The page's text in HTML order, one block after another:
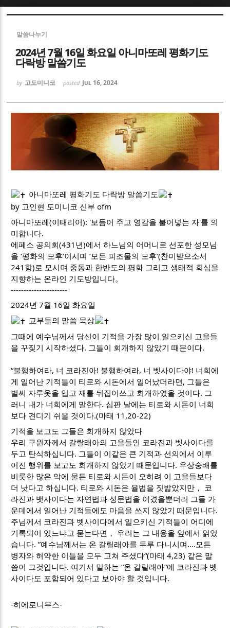
말씀나누기
2024년 7월 16일 화요일 아니마또레 평화기도
다락방 말씀기도
by 고도미니코 posted Jul 16, 2024
아니마또레 평화기도 다락방 말씀기도
by 고인현 도미니코 신부 ofm
아니마또레(이태리어): '보듬어 주고 영감을 불어넣는 자'를 의
미합니다.
에페소 공의회(431년)에서 하느님의 어머니로 선포한 성모님
을 ‘평화의 모후’이시며 ‘모든 피조물의 모후’(찬미받으소서
241항)로 모시며 중동과 한반도의 평화 그리고 생태적 회심을
지향하는 온라인 기도방입니다。
----------------------
2024년 7월 16일 화요일
교부들의 말씀 묵상
그때에 예수님께서 당신이 기적을 가장 많이 일으키신 고을들
을 꾸짖기 시작하셨다. 그들이 회개하지 않았기 때문이다.
“불행하여라, 너 코라진아! 불행하여라, 너 벳사이다야! 너희에
게 일어난 기적들이 티로와 시돈에서 일어났더라면, 그들은
벌써 자루옷을 입고 재를 뒤집어쓰고 회개하였을 것이다. 그
러니 내가 너희에게 말한다. 심판 날에는 티로와 시돈이 너희
보다 견디기 쉬울 것이다.(마태 11,20-22)
기적을 보고도 그들은 회개하지 않았다
우리 구원자께서 갈랄래아의 고을들인 코라진과 벳사이다를
두고 탄식하십니다. 그들이 이같은 큰 기적과 선의에서 이루
어진 행위를 보고도 회개하지 않았기 때문입니다. 우상숭배를
비룻한 많은 악에 물든 티로와 시돈이 오히려 이 고을들보다
더 낫다고 하십니다. 티로와 시돈은 율법을 짓밟았지만， 코
라진과 뱃사이다는 자연법과 성문법을 어겼을뿐더러 그들 가
운데에서 일어난 기적들에도 마음을 쓰지 않았기 때문입니다.
주님께서 코라진과 벳사이다에서 일으키신 기적들이 어디에
기록되어 있느냐고 묻는다면， 우리는 그 내용을 앞에서 얽었
습니다. ”예수님께서는 온 갈릴래아를 두루 다니시며....모든
병자와 허약한 이들을 모두 고쳐 주셨다“(마태 4,23) 같은 말
씀이 그것입니다. 여기서 말하는 “온 갈랄래아”에 코라진과 벳
사이다도 포함되어 있다고 보아야 할 것입니다.
-히에로니무스-
Sketchbook5, 스케치북5
Sketchbook5, 스케치북5
Sketchbook5, 스케치북5
Sketchbook5, 스케치북5